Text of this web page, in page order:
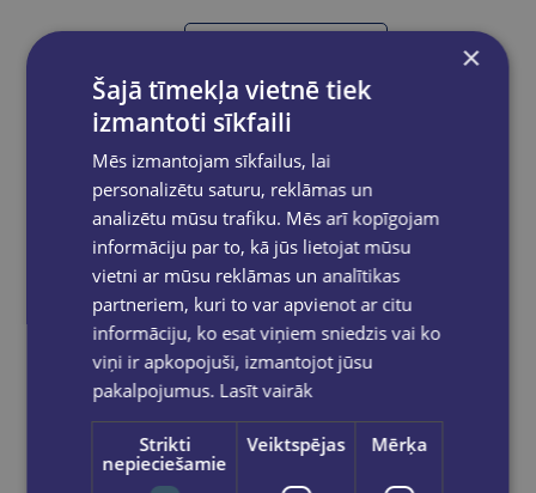
×
Šajā tīmekļa vietnē tiek
izmantoti sīkfaili
Mēs izmantojam sīkfailus, lai
personalizētu saturu, reklāmas un
analizētu mūsu trafiku. Mēs arī kopīgojam
informāciju par to, kā jūs lietojat mūsu
vietni ar mūsu reklāmas un analītikas
partneriem, kuri to var apvienot ar citu
informāciju, ko esat viņiem sniedzis vai ko
viņi ir apkopojuši, izmantojot jūsu
pakalpojumus. Lasīt vairāk
Strikti
nepieciešamie
Veiktspējas Mērķa